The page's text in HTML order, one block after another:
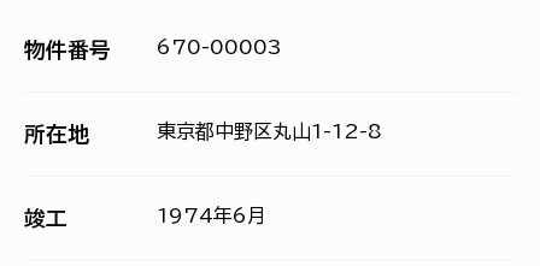
物件番号 670-00003
所在地 東京都中野区丸山1-12-8
竣工 1974年6月